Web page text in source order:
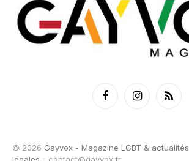
FacebookInstagramRSS
© 2026 Gayvox - Magazine LGBT & actualités
légales - contact@gayvox.fr